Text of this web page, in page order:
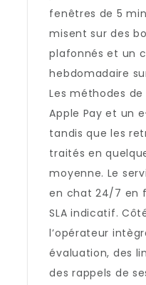
fenêtres de 5
misent sur des
plafonnés et un
hebdomadaire
Les méthodes
Apple Pay et un
tandis que les
traités en
moyenne. Le
en chat 24/7 en
SLA indicatif.
l’opérateur
évaluation, des
des rappels de